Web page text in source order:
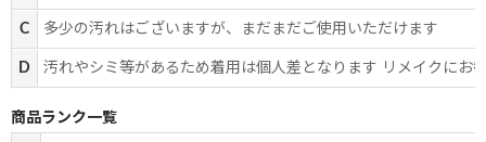
C 多少の汚れはございますが、まだまだご使用いただけます
D 汚れやシミ等があるため着用は個人差となります リメイクにお
商品ランク一覧